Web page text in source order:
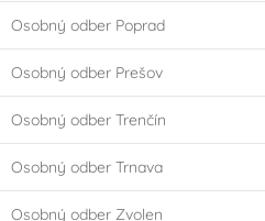
Osobný odber Poprad
Osobný odber Prešov
Osobný odber Trenčín
Osobný odber Trnava
Osobný odber Zvolen